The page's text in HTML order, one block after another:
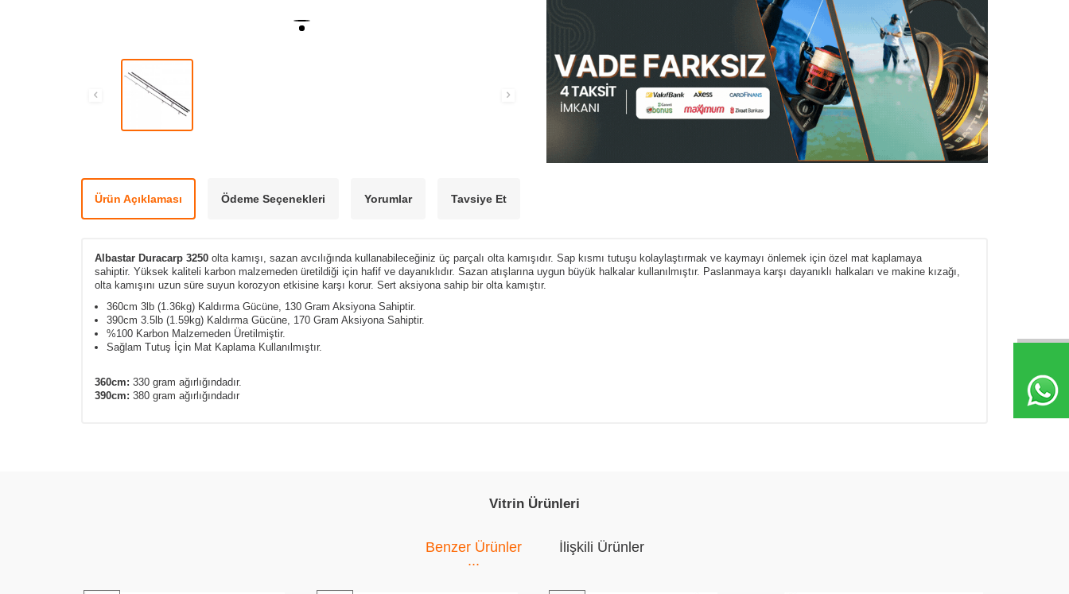
Ürün Açıklaması Ödeme Seçenekleri Yorumlar Tavsiye Et
Albastar Duracarp 3250 olta kamışı, sazan avcılığında kullanabileceğiniz üç parçalı olta kamışıdır. Sap kısmı tutuşu kolaylaştırmak ve kaymayı önlemek için özel mat kaplamaya
sahiptir. Yüksek kaliteli karbon malzemeden üretildiği için hafif ve dayanıklıdır. Sazan atışlarına uygun büyük halkalar kullanılmıştır. Paslanmaya karşı dayanıklı halkaları ve makine kızağı,
olta kamışını uzun süre suyun korozyon etkisine karşı korur. Sert aksiyona sahip bir olta kamıştır.
360cm 3lb (1.36kg) Kaldırma Gücüne, 130 Gram Aksiyona Sahiptir.
390cm 3.5lb (1.59kg) Kaldırma Gücüne, 170 Gram Aksiyona Sahiptir.
%100 Karbon Malzemeden Üretilmiştir.
Sağlam Tutuş İçin Mat Kaplama Kullanılmıştır.
360cm: 330 gram ağırlığındadır.
390cm: 380 gram ağırlığındadır
Vitrin Ürünleri
Benzer Ürünler İlişkili Ürünler